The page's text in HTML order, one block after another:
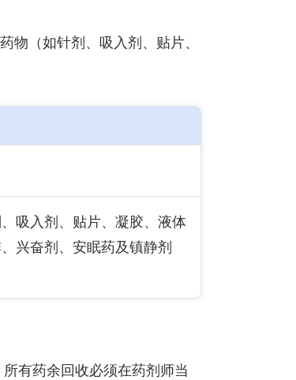
物（如针剂、吸入剂、贴片、
吸入剂、贴片、凝胶、液体
兴奋剂、安眠药及镇静剂
有药余回收必须在药剂师当